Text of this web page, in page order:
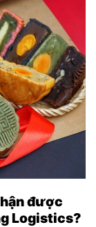
được
Logistics?